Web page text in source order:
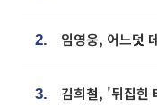
2.
3.